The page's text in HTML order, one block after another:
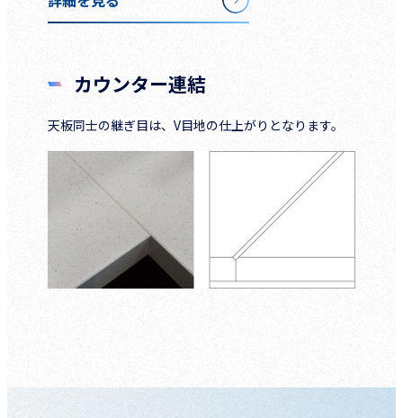
カウンター連結
天板同士の継ぎ目は、V目地の仕上がりとなります。